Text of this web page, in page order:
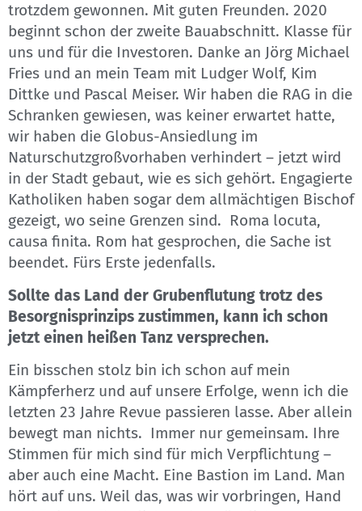
trotzdem gewonnen. Mit guten Freunden. 2020
beginnt schon der zweite Bauabschnitt. Klasse für
uns und für die Investoren. Danke an Jörg Michael
Fries und an mein Team mit Ludger Wolf, Kim
Dittke und Pascal Meiser. Wir haben die RAG in die
Schranken gewiesen, was keiner erwartet hatte,
wir haben die Globus-Ansiedlung im
Naturschutzgroßvorhaben verhindert – jetzt wird
in der Stadt gebaut, wie es sich gehört. Engagierte
Katholiken haben sogar dem allmächtigen Bischof
gezeigt, wo seine Grenzen sind. Roma locuta,
causa finita. Rom hat gesprochen, die Sache ist
beendet. Fürs Erste jedenfalls.
Sollte das Land der Grubenflutung trotz des
Besorgnisprinzips zustimmen, kann ich schon
jetzt einen heißen Tanz versprechen.
Ein bisschen stolz bin ich schon auf mein
Kämpferherz und auf unsere Erfolge, wenn ich die
letzten 23 Jahre Revue passieren lasse. Aber allein
bewegt man nichts. Immer nur gemeinsam. Ihre
Stimmen für mich sind für mich Verpflichtung –
aber auch eine Macht. Eine Bastion im Land. Man
hört auf uns. Weil das, was wir vorbringen, Hand